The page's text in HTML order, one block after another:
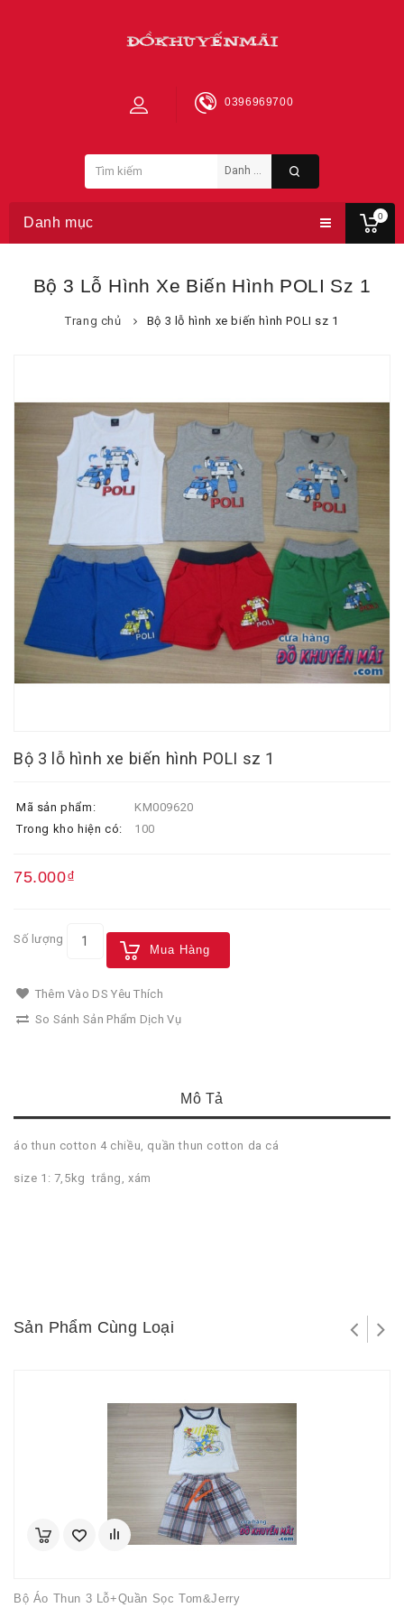
0
0396969700
Danh mục
Bộ 3 Lỗ Hình Xe Biến Hình POLI Sz 1
Trang chủ Bộ 3 lỗ hình xe biến hình POLI sz 1
Bộ 3 lỗ hình xe biến hình POLI sz 1
Mã sản phẩm:
KM009620
Trong kho hiện có:
100
75.000₫
Số lượng
Mua Hàng
Thêm Vào DS Yêu Thích
So Sánh Sản Phẩm Dịch Vụ
Mô Tả
áo thun cotton 4 chiều, quần thun cotton da cá
size 1: 7,5kg trắng, xám
Sản Phẩm Cùng Loại
Bộ Áo Thun 3 Lỗ+quần Sọc Tom&Jerry